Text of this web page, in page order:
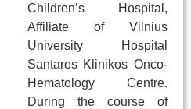
Children’s Hospital,
Affiliate of Vilnius
University Hospital
Santaros Klinikos Onco-
Hematology Centre.
During the course of